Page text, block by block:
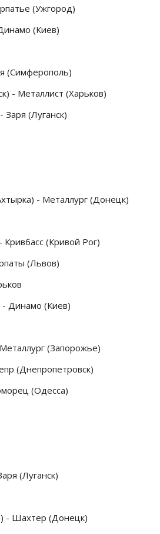
(Ужгород)
(Киев)
(Симферополь)
- Металлист (Харьков)
Заря (Луганск)
- Металлург (Донецк)
(Кривой Рог)
(Львов)
Динамо (Киев)
(Запорожье)
(Днепропетровск)
(Одесса)
(Луганск)
- Шахтер (Донецк)